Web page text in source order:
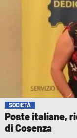
SOCIETÀ
Poste italiane,
di Cosenza